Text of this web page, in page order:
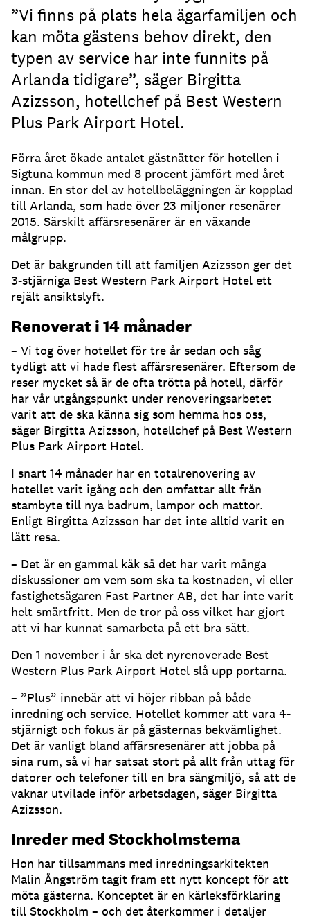
”Vi finns på plats hela ägarfamiljen och
kan möta gästens behov direkt, den
typen av service har inte funnits på
Arlanda tidigare”, säger Birgitta
Azizsson, hotellchef på Best Western
Plus Park Airport Hotel.
Förra året ökade antalet gästnätter för hotellen i
Sigtuna kommun med 8 procent jämfört med året
innan. En stor del av hotellbeläggningen är kopplad
till Arlanda, som hade över 23 miljoner resenärer
2015. Särskilt affärsresenärer är en växande
målgrupp.
Det är bakgrunden till att familjen Azizsson ger det
3-stjärniga Best Western Park Airport Hotel ett
rejält ansiktslyft.
Renoverat i 14 månader
– Vi tog över hotellet för tre år sedan och såg
tydligt att vi hade flest affärsresenärer. Eftersom de
reser mycket så är de ofta trötta på hotell, därför
har vår utgångspunkt under renoveringsarbetet
varit att de ska känna sig som hemma hos oss,
säger Birgitta Azizsson, hotellchef på Best Western
Plus Park Airport Hotel.
I snart 14 månader har en totalrenovering av
hotellet varit igång och den omfattar allt från
stambyte till nya badrum, lampor och mattor.
Enligt Birgitta Azizsson har det inte alltid varit en
lätt resa.
– Det är en gammal kåk så det har varit många
diskussioner om vem som ska ta kostnaden, vi eller
fastighetsägaren Fast Partner AB, det har inte varit
helt smärtfritt. Men de tror på oss vilket har gjort
att vi har kunnat samarbeta på ett bra sätt.
Den 1 november i år ska det nyrenoverade Best
Western Plus Park Airport Hotel slå upp portarna.
– ”Plus” innebär att vi höjer ribban på både
inredning och service. Hotellet kommer att vara 4-
stjärnigt och fokus är på gästernas bekvämlighet.
Det är vanligt bland affärsresenärer att jobba på
sina rum, så vi har satsat stort på allt från uttag för
datorer och telefoner till en bra sängmiljö, så att de
vaknar utvilade inför arbetsdagen, säger Birgitta
Azizsson.
Inreder med Stockholmstema
Hon har tillsammans med inredningsarkitekten
Malin Ångström tagit fram ett nytt koncept för att
möta gästerna. Konceptet är en kärleksförklaring
till Stockholm – och det återkommer i detaljer